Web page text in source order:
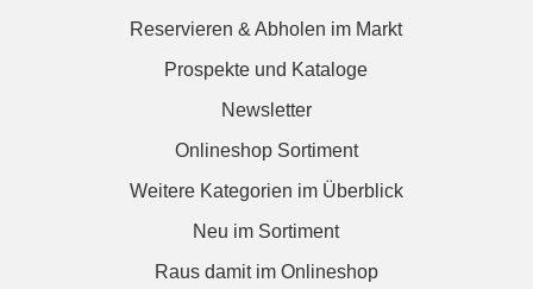
Reservieren & Abholen im Markt
Prospekte und Kataloge
Newsletter
Onlineshop Sortiment
Weitere Kategorien im Überblick
Neu im Sortiment
Raus damit im Onlineshop